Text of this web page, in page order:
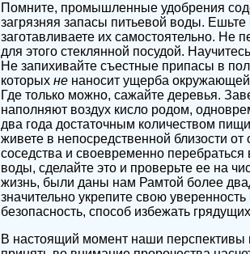
Помните, промышленные удобрения
загрязняя запасы питьевой воды.
заготавливаете их самостоятельно. Не
для этого стеклянной посудой.
Не запихивайте съестные припасы в
которых не наносит ущерба
Где только можно, сажайте деревья.
наполняют воздух кисло родом,
два года достаточным количеством
живете в непосредственной близости
соседства и своевременно
воды, сделайте это и проверьте ее на
жизнь, были даны нам Рамтой более
значительно укрепите свою
безопасность, способ избежать
В настоящий момент наши